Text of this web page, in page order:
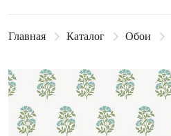
Главная Каталог Обои